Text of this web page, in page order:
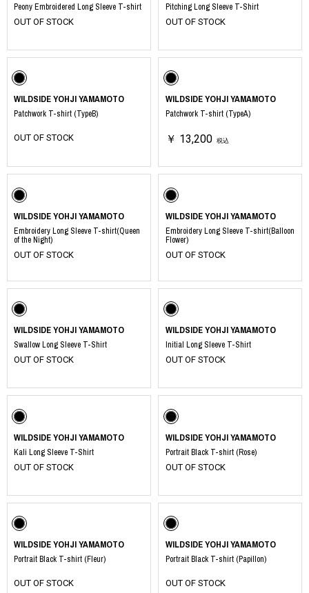
Peony Embroidered Long Sleeve T-shirt
OUT OF STOCK
Pitching Long Sleeve T-Shirt
OUT OF STOCK
WILDSIDE YOHJI YAMAMOTO
Patchwork T-shirt (TypeB)
OUT OF STOCK
WILDSIDE YOHJI YAMAMOTO
Patchwork T-shirt (TypeA)
￥ 13,200 税込
WILDSIDE YOHJI YAMAMOTO
Embroidery Long Sleeve T-shirt(Queen
of the Night)
OUT OF STOCK
WILDSIDE YOHJI YAMAMOTO
Embroidery Long Sleeve T-shirt(Balloon
Flower)
OUT OF STOCK
WILDSIDE YOHJI YAMAMOTO
Swallow Long Sleeve T-Shirt
OUT OF STOCK
WILDSIDE YOHJI YAMAMOTO
Initial Long Sleeve T-Shirt
OUT OF STOCK
WILDSIDE YOHJI YAMAMOTO
Kali Long Sleeve T-Shirt
OUT OF STOCK
WILDSIDE YOHJI YAMAMOTO
Portrait Black T-shirt (Rose)
OUT OF STOCK
WILDSIDE YOHJI YAMAMOTO
Portrait Black T-shirt (Fleur)
OUT OF STOCK
WILDSIDE YOHJI YAMAMOTO
Portrait Black T-shirt (Papillon)
OUT OF STOCK